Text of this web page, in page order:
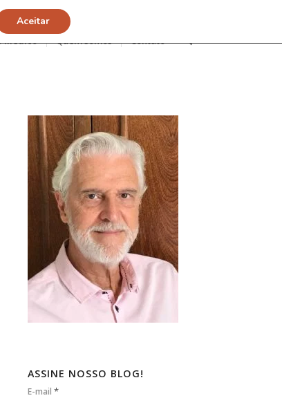
Médico Quem somos Contato
ASSINE NOSSO BLOG!
E-mail*
Aceitar